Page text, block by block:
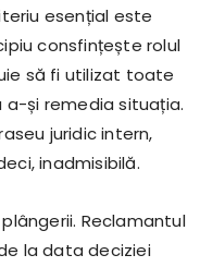
esențial este
consfințește rolul
să fi utilizat toate
și remedia situația.
juridic intern,
inadmisibilă.
Reclamantul
la data deciziei